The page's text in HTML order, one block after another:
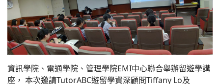
資訊學院、電通學院、管理學院EMI中心聯合舉辦留遊學講
座， 本次邀請TutorABC遊留學資深顧問Tiffany Lo及